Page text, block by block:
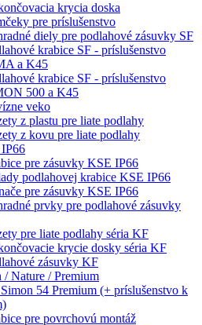
krycia doska
pre príslušenstvo
diely pre podlahové zásuvky SF
krabice SF - príslušenstvo
a K45
krabice SF - príslušenstvo
500 a K45
veko
z plastu pre liate podlahy
z kovu pre liate podlahy
pre zásuvky KSE IP66
podlahovej krabice KSE IP66
pre zásuvky KSE IP66
prvky pre podlahové zásuvky
pre liate podlahy séria KF
krycie dosky séria KF
zásuvky KF
/ Nature / Premium
54 Premium (+ príslušenstvo k
pre povrchovú montáž